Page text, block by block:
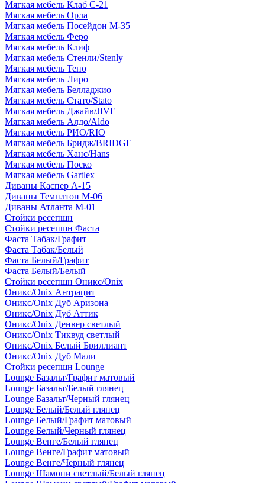
Мягкая мебель Клаб С-21
Мягкая мебель Орла
Мягкая мебель Посейдон М-35
Мягкая мебель Феро
Мягкая мебель Клиф
Мягкая мебель Стенли/Stenly
Мягкая мебель Тено
Мягкая мебель Лиро
Мягкая мебель Белладжио
Мягкая мебель Стато/Stato
Мягкая мебель Джайв/JIVE
Мягкая мебель Алдо/Aldo
Мягкая мебель РИО/RIO
Мягкая мебель Бридж/BRIDGE
Мягкая мебель Ханс/Hans
Мягкая мебель Поско
Мягкая мебель Gartlex
Диваны Каспер А-15
Диваны Темплтон М-06
Диваны Атланта М-01
Стойки ресепшн
Стойки ресепшн Фаста
Фаста Табак/Графит
Фаста Табак/Белый
Фаста Белый/Графит
Фаста Белый/Белый
Стойки ресепшн Оникс/Onix
Оникс/Onix Антрацит
Оникс/Onix Дуб Аризона
Оникс/Onix Дуб Аттик
Оникс/Onix Денвер светлый
Оникс/Onix Тиквуд светлый
Оникс/Onix Белый Бриллиант
Оникс/Onix Дуб Мали
Стойки ресепшн Lounge
Lounge Базальт/Графит матовый
Lounge Базальт/Белый глянец
Lounge Базальт/Черный глянец
Lounge Белый/Белый глянец
Lounge Белый/Графит матовый
Lounge Белый/Черный глянец
Lounge Венге/Белый глянец
Lounge Венге/Графит матовый
Lounge Венге/Черный глянец
Lounge Шамони светлый/Белый глянец